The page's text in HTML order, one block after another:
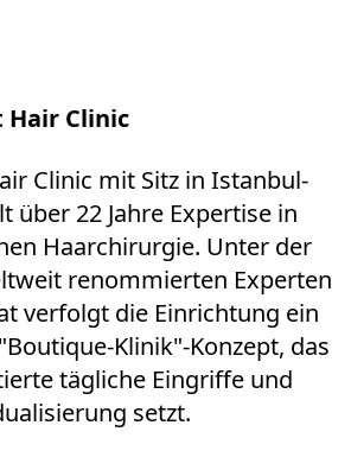
Hair Clinic
Clinic mit Sitz in Istanbul-
über 22 Jahre Expertise in
Haarchirurgie. Unter der
renommierten Experten
verfolgt die Einrichtung ein
Klinik"-Konzept, das
tägliche Eingriffe und
setzt.